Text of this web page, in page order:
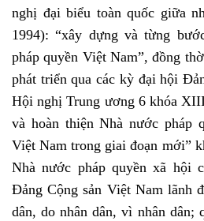
nghị đại biểu toàn quốc giữa
1994): “xây dựng và từng
pháp quyền Việt Nam”, đồng
phát triển qua các kỳ đại hội
Hội nghị Trung ương 6 khóa
và hoàn thiện Nhà nước pháp
Việt Nam trong giai đoạn mới”
Nhà nước pháp quyền xã hội
Ðảng Cộng sản Việt Nam lãnh
dân, do nhân dân, vì nhân dân;